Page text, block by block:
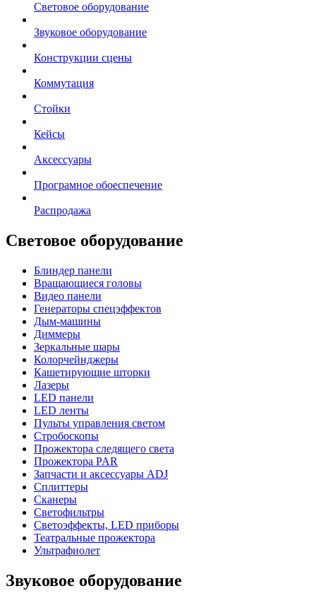
Световое оборудование
Звуковое оборудование
Конструкции сцены
Коммутация
Стойки
Кейсы
Аксессуары
Програмное обоеспечение
Распродажа
Световое оборудование
Блиндер панели
Вращающиеся головы
Видео панели
Генераторы спецэффектов
Дым-машины
Диммеры
Зеркальные шары
Колорчейнджеры
Кашетирующие шторки
Лазеры
LED панели
LED ленты
Пульты управления светом
Стробоскопы
Прожектора следящего света
Прожектора PAR
Запчасти и аксессуары ADJ
Сплиттеры
Сканеры
Светофильтры
Светоэффекты, LED приборы
Театральные прожектора
Ультрафиолет
Звуковое оборудование